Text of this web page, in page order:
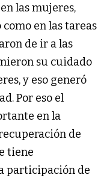
las mujeres,
en las tareas
de ir a las
su cuidado
y eso generó
Por eso el
en la
de
tiene
participación de